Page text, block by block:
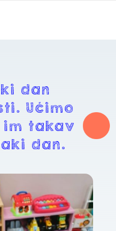
dan
Učimo
takav
dan.